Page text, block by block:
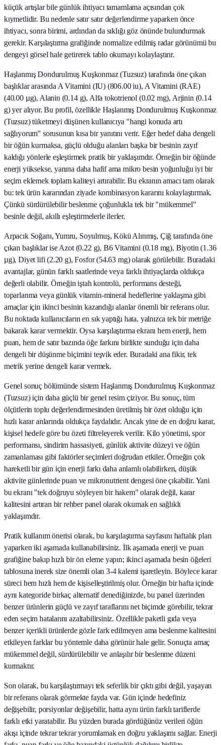
küçük artışlar bile günlük ihtiyacı tamamlama açısından çok
kıymetlidir. Bu nedenle satır satır değerlendirme yaparken önce
ihtiyacı, sonra birimi, ardından da sıklığı göz önünde bulundurmak
gerekir. Karşılaştırma grafiğinde normalize edilmiş radar görünümü bu
dengeyi görsel hale getirerek tablo okumayı kolaylaştırır.
Haşlanmış Dondurulmuş Kuşkonmaz (Tuzsuz) tarafında öne çıkan
başlıklar arasında A Vitamini (IU) (806.00 iu), A Vitamini (RAE)
(40.00 µg), Alanin (0.14 g), Alfa tokotrienol (0.02 mg), Arjinin (0.14
g) yer alıyor. Bu profil, özellikle Haşlanmış Dondurulmuş Kuşkonmaz
(Tuzsuz) tüketmeyi düşünen kullanıcıya "hangi konuda artı
sağlıyorum" sorusunun kısa bir yanıtını verir. Eğer hedef daha dengeli
bir öğün kurmaksa, güçlü olduğu alanları başka bir besinin zayıf
kaldığı yönlerle eşleştirmek pratik bir yaklaşımdır. Örneğin bir öğünde
enerji yüksekse, yanına daha hafif ama mikro besin yoğunluğu iyi bir
seçim eklemek toplam kaliteyi artırabilir. Bu ekranın amacı tam olarak
bu: tek ürün kararından ziyade kombinasyon kararını kolaylaştırmak.
Çünkü sürdürülebilir beslenme çoğunlukla tek bir "mükemmel"
besinle değil, akıllı eşleştirmelerle ilerler.
Arpacık Soğanı, Yumru, Soyulmuş, Kökü Alınmış, Çiğ tarafında öne
çıkan başlıklar ise Azot (0.22 g), B6 Vitamini (0.18 mg), Biyotin (1.36
µg), Diyet lifi (2.20 g), Fosfor (54.63 mg) olarak görülebilir. Buradaki
avantajlar, günün farklı saatlerinde veya farklı ihtiyaçlarda oldukça
değerli olabilir. Örneğin iştah kontrolü, performans desteği,
toparlanma veya günlük vitamin-mineral hedeflerine yaklaşma gibi
amaçlar için ikinci besinin kazandığı alanlar önemli bir referans olur.
Bu noktada kullanıcıların en sık yaptığı hata, yalnızca tek bir metriğe
bakarak karar vermektir. Oysa karşılaştırma ekranı hem enerji, hem
puan, hem de satır bazında öğe farkını birlikte sunduğu için daha
dengeli bir düşünme biçimini teşvik eder. Buradaki ana fikir, tek
metrik yerine dengeli karar vermek.
Genel sonuç bölümünde sistem Haşlanmış Dondurulmuş Kuşkonmaz
(Tuzsuz) için daha güçlü bir genel resim çiziyor. Bu sonuç, tüm
ölçütlerin toplu değerlendirmesinden üretilmiş bir özet olduğu için
hızlı karar anlarında oldukça faydalıdır. Ancak yine de en doğru karar,
kişisel hedefe göre bu özeti filtreleyerek verilir. Kilo yönetimi, spor
performansı, sindirim hassasiyeti, günlük aktivite düzeyi ve öğün
zamanlaması gibi faktörler seçimleri doğrudan etkiler. Örneğin çok
hareketli bir gün için enerji farkı daha anlamlı olabilirken, düşük
aktivite günlerinde puan ve mikronutrient dengesi öne çıkabilir. Yani
bu ekranı "tek doğruyu söyleyen bir hakem" olarak değil, karar
kalitesini artıran bir rehber panel olarak okumak en sağlıklı
yaklaşımdır.
Pratik kullanım önerisi olarak, bu karşılaştırma sayfasını haftalık plan
yaparken iki aşamada kullanabilirsiniz. İlk aşamada enerji ve puan
grafiğine bakıp hızlı bir ön eleme yapın; ikinci aşamada besin öğeleri
tablosuna inerek size önemli olan 3-4 kalemi işaretleyin. Böylece karar
süreci hem hızlı hem de kişiselleştirilmiş olur. Örneğin bir hafta içinde
aynı kategoride birkaç alternatif denediğinizde, bu panel üzerinden
benzer ürünlerin güçlü ve zayıf taraflarını net biçimde görebilir, tekrar
eden seçim hatalarını azaltabilirsiniz. Özellikle paketli gıda veya
benzer içerikli ürünlerde gözle fark edilmeyen ama beslenme kalitesini
etkileyen farklar bu yöntemle daha görünür hale gelir. Sonuçta amaç
mükemmel değil, sürdürülebilir ve anlaşılır bir beslenme düzeni
kurmaktır.
Son olarak, bu karşılaştırmayı tek seferlik bir çıktı gibi değil, yaşayan
bir referans olarak görmekte fayda var. Gün içinde hedefiniz
değişebilir, porsiyonlar değişebilir, hatta aynı ürün farklı tariflerde
farklı etki yaratabilir. Bu yüzden burada gördüğünüz verileri öğün
akışı içinde tekrar tekrar yorumlamak en doğru yaklaşımı sağlar. Enerji